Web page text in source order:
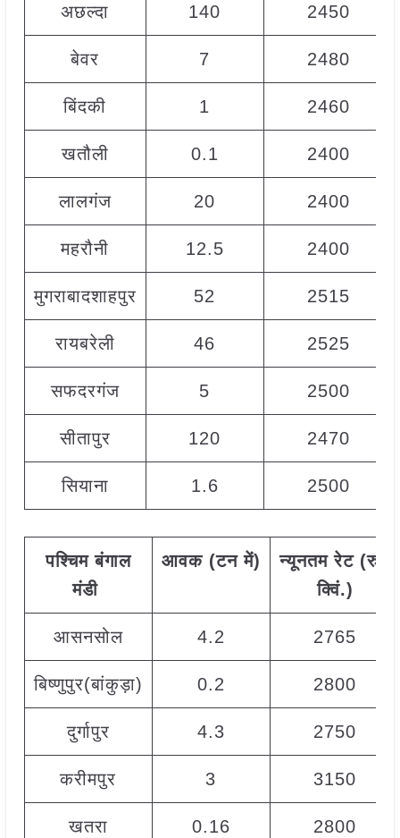
अछल्दा 140 2450
बेवर 7 2480
बिंदकी 1 2460
खतौली 0.1 2400
लालगंज 20 2400
महरौनी 12.5 2400
मुगराबादशाहपुर 52 2515
रायबरेली 46 2525
सफदरगंज 5 2500
सीतापुर 120 2470
सियाना 1.6 2500
पश्चिम बंगाल
मंडी
आवक (टन में) न्यूनतम रेट (रु
क्विं.)
आसनसोल 4.2 2765
बिष्णुपुर(बांकुड़ा) 0.2 2800
दुर्गापुर 4.3 2750
करीमपुर 3 3150
खतरा 0.16 2800